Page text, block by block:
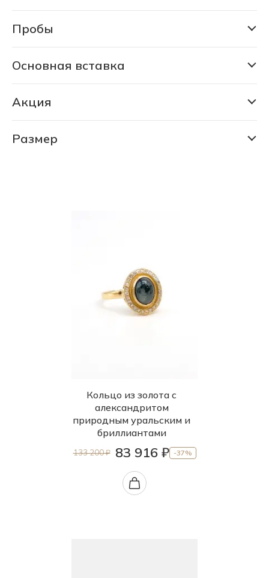
Серебро
Пробы
585
750
925
Основная вставка
Акция
СКИДКА 30% (6205 шт)
Размер
Кольцо из золота с
александритом
природным уральским и
бриллиантами
133 200 ₽ 83 916 ₽ -37%